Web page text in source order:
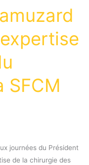
SFCM
journées du Président
de la chirurgie des